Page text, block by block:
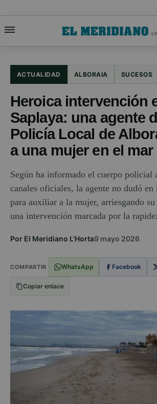
ACTUALIDAD ALBORAIA SUCESOS
Heroica intervención
Saplaya: una agente
Policía Local de
a una mujer en el mar
Según ha informado el cuerpo policial
canales oficiales, la agente no dudó en
para auxiliar a la mujer, arriesgando
una intervención marcada por la
Por El Meridiano L'Horta9 mayo 2026
COMPARTIR WhatsApp Facebook
Copiar enlace